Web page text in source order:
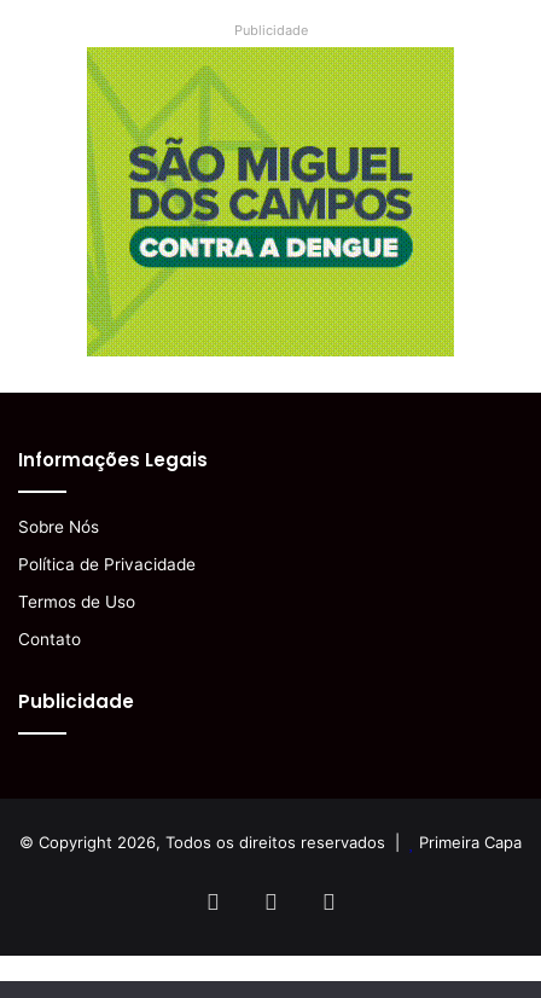
Publicidade
Informações Legais
Sobre Nós
Política de Privacidade
Termos de Uso
Contato
Publicidade
© Copyright 2026, Todos os direitos reservados | Primeira Capa
FacebookYouTube